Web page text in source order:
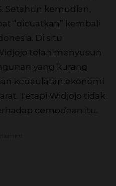
Setahun kemudian,
“dicuatkan” kembali
Di situ
telah menyusun
yang kurang
kedaulatan ekonomi
Tetapi Widjojo tidak
cemoohan itu.